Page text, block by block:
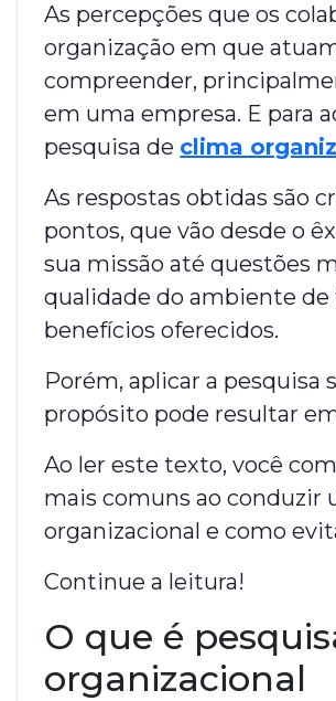
As percepções que os
organização em que
compreender,
em uma empresa. E para
pesquisa de clima
As respostas obtidas são
pontos, que vão desde o
sua missão até questões
qualidade do ambiente de
benefícios oferecidos.
Porém, aplicar a pesquisa
propósito pode resultar
Ao ler este texto, você
mais comuns ao conduzir
organizacional e como
Continue a leitura!
O que é
organizacional